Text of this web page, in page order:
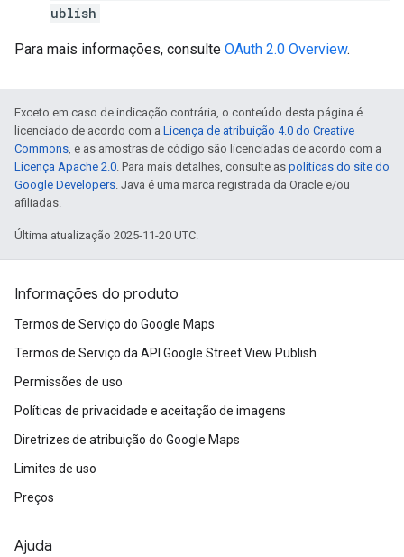
ublish
Para mais informações, consulte OAuth 2.0 Overview.
Exceto em caso de indicação contrária, o conteúdo desta página é
licenciado de acordo com a Licença de atribuição 4.0 do Creative
Commons, e as amostras de código são licenciadas de acordo com a
Licença Apache 2.0. Para mais detalhes, consulte as políticas do site do
Google Developers. Java é uma marca registrada da Oracle e/ou
afiliadas.
Última atualização 2025-11-20 UTC.
Informações do produto
Termos de Serviço do Google Maps
Termos de Serviço da API Google Street View Publish
Permissões de uso
Políticas de privacidade e aceitação de imagens
Diretrizes de atribuição do Google Maps
Limites de uso
Preços
Ajuda